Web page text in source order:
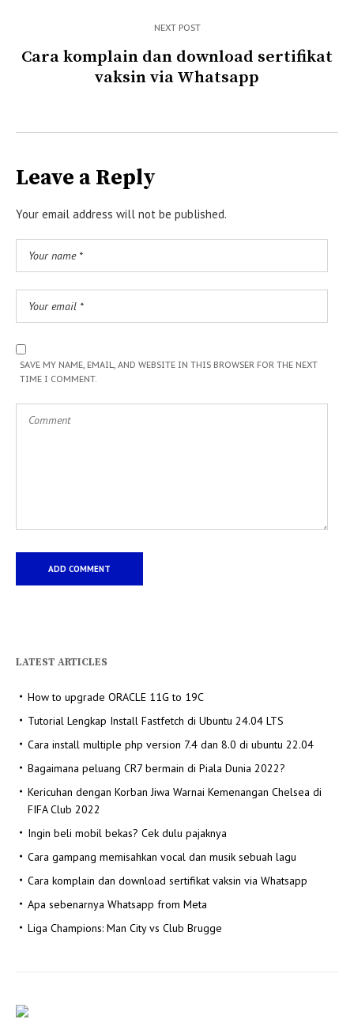
NEXT POST
Cara komplain dan download sertifikat
vaksin via Whatsapp
Leave a Reply
Your email address will not be published.
SAVE MY NAME, EMAIL, AND WEBSITE IN THIS BROWSER FOR THE NEXT
TIME I COMMENT.
LATEST ARTICLES
How to upgrade ORACLE 11G to 19C
Tutorial Lengkap Install Fastfetch di Ubuntu 24.04 LTS
Cara install multiple php version 7.4 dan 8.0 di ubuntu 22.04
Bagaimana peluang CR7 bermain di Piala Dunia 2022?
Kericuhan dengan Korban Jiwa Warnai Kemenangan Chelsea di
FIFA Club 2022
Ingin beli mobil bekas? Cek dulu pajaknya
Cara gampang memisahkan vocal dan musik sebuah lagu
Cara komplain dan download sertifikat vaksin via Whatsapp
Apa sebenarnya Whatsapp from Meta
Liga Champions: Man City vs Club Brugge